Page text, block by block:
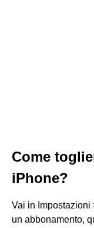
Come
iPhone?
Vai in Impostazioni
un abbonamento,